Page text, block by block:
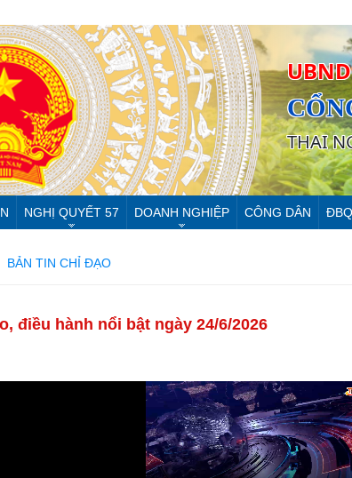
THAI
NGHỊ QUYẾT 57 DOANH NGHIỆP CÔNG DÂN
BẢN TIN CHỈ ĐẠO
điều hành nổi bật ngày 24/6/2026